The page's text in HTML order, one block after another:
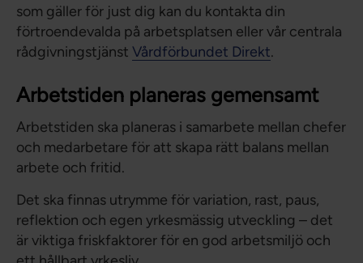
som gäller för just dig kan du kontakta din
förtroendevalda på arbetsplatsen eller vår centrala
rådgivningstjänst Vårdförbundet Direkt.
Arbetstiden planeras gemensamt
Arbetstiden ska planeras i samarbete mellan chefer
och medarbetare för att skapa rätt balans mellan
arbete och fritid.
Det ska finnas utrymme för variation, rast, paus,
reflektion och egen yrkesmässig utveckling – det
är viktiga friskfaktorer för en god arbetsmiljö och